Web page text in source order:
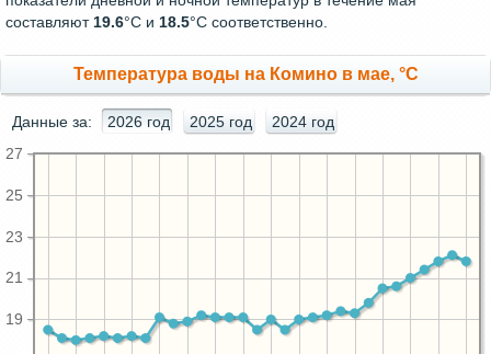
составляют19.6°С и 18.5°С соответственно.
Температура воды на Комино в мае, °C
Данные за: 2026 год 2025 год 2024 год
19
21
23
25
27